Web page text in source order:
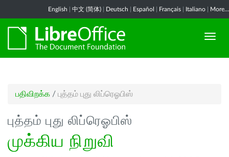
English 中文 (简体) Deutsch Español Français Italiano More...
பதிவிறக்க / புத்தம் புது லிப்ரெஓபிஸ்
புத்தம் புது லிப்ரெஓபிஸ்
முக்கிய நிறுவி